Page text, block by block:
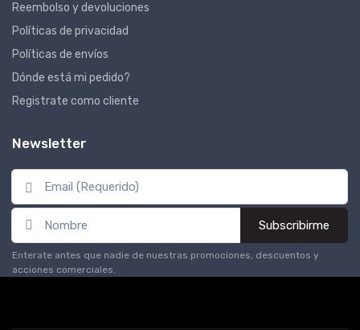
Reembolso y devoluciones
Políticas de privacidad
Políticas de envíos
Dónde está mi pedido?
Registrate como cliente
Newsletter
Subscribirme
Enterate antes que nadie de nuestras promociones, descuentos y
acciones comerciales.